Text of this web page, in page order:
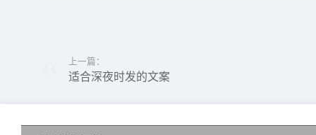
9、 回首过去一年;你用孜孜不倦的心态，证明
上一篇：
适合深夜时发的文案